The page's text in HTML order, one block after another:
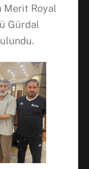
Merit Royal
Gürdal